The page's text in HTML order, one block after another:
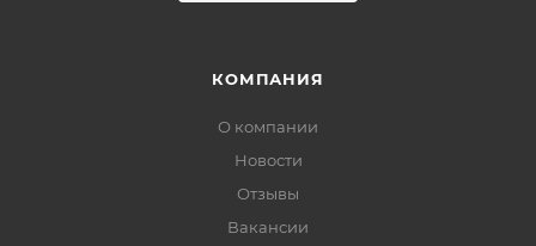
КОМПАНИЯ
О компании
Новости
Отзывы
Вакансии